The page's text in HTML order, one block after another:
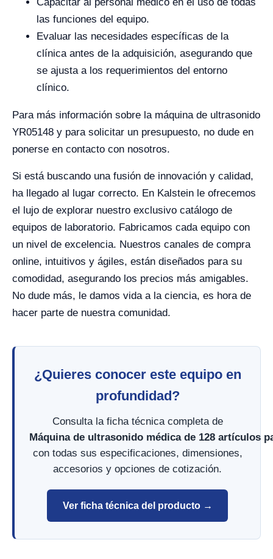
las funciones del equipo.
Evaluar las necesidades específicas de la
clínica antes de la adquisición, asegurando que
se ajusta a los requerimientos del entorno
clínico.
Para más información sobre la máquina de ultrasonido
YR05148 y para solicitar un presupuesto, no dude en
ponerse en contacto con nosotros.
Si está buscando una fusión de innovación y calidad,
ha llegado al lugar correcto. En Kalstein le ofrecemos
el lujo de explorar nuestro exclusivo catálogo de
equipos de laboratorio. Fabricamos cada equipo con
un nivel de excelencia. Nuestros canales de compra
online, intuitivos y ágiles, están diseñados para su
comodidad, asegurando los precios más amigables.
No dude más, le damos vida a la ciencia, es hora de
hacer parte de nuestra comunidad.
¿Quieres conocer este equipo en
profundidad?
Consulta la ficha técnica completa de
Máquina de ultrasonido médica de 128 artículos
con todas sus especificaciones, dimensiones,
accesorios y opciones de cotización.
Ver ficha técnica del producto →